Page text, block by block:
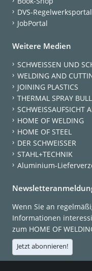
DVS-Regelwerksportal
JobPortal
Weitere Medien
SCHWEISSEN UND
WELDING AND
JOINING PLASTICS
THERMAL SPRAY
SCHWEISSAUFSICHT
HOME OF WELDING
HOME OF STEEL
DER SCHWEISSER
STAHL+TECHNIK
Aluminium-
Wenn Sie an
Informationen
zum HOME OF
Jetzt abonnieren!